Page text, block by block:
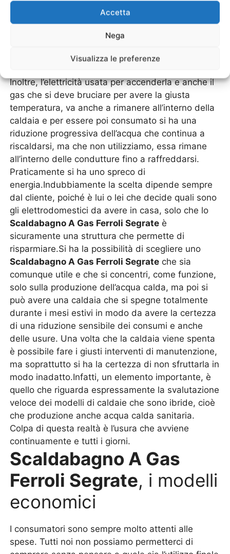
Accetta
Nega
Visualizza le preferenze
principali che ci sono proprio nelle caldaie a doppia
funzione, è quella di avere dei danni maggiori
proprio nei componenti che riguardano la parte
che fornisce acqua calda sanitaria.Alla fine si sarà
costretti a fare molte più manutenzioni che, all’atto
Inoltre, l’elettricità usata per accenderla e anche il
gas che si deve bruciare per avere la giusta
temperatura, va anche a rimanere all’interno della
caldaia e per essere poi consumato si ha una
riduzione progressiva dell’acqua che continua a
riscaldarsi, ma che non utilizziamo, essa rimane
all’interno delle condutture fino a raffreddarsi.
Praticamente si ha uno spreco di
energia.Indubbiamente la scelta dipende sempre
dal cliente, poiché è lui o lei che decide quali sono
gli elettrodomestici da avere in casa, solo che lo
Scaldabagno A Gas Ferroli Segrate è
sicuramente una struttura che permette di
risparmiare.Si ha la possibilità di scegliere uno
Scaldabagno A Gas Ferroli Segrate che sia
comunque utile e che si concentri, come funzione,
solo sulla produzione dell’acqua calda, ma poi si
può avere una caldaia che si spegne totalmente
durante i mesi estivi in modo da avere la certezza
di una riduzione sensibile dei consumi e anche
delle usure. Una volta che la caldaia viene spenta
è possibile fare i giusti interventi di manutenzione,
ma soprattutto si ha la certezza di non sfruttarla in
modo inadatto.Infatti, un elemento importante, è
quello che riguarda espressamente la svalutazione
veloce dei modelli di caldaie che sono ibride, cioè
che produzione anche acqua calda sanitaria.
Colpa di questa realtà è l’usura che avviene
continuamente e tutti i giorni.
Scaldabagno A Gas
Ferroli Segrate, i modelli
economici
I consumatori sono sempre molto attenti alle
spese. Tutti noi non possiamo permetterci di